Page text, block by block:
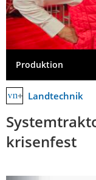
Produktion
Landtechnik
krisenfest